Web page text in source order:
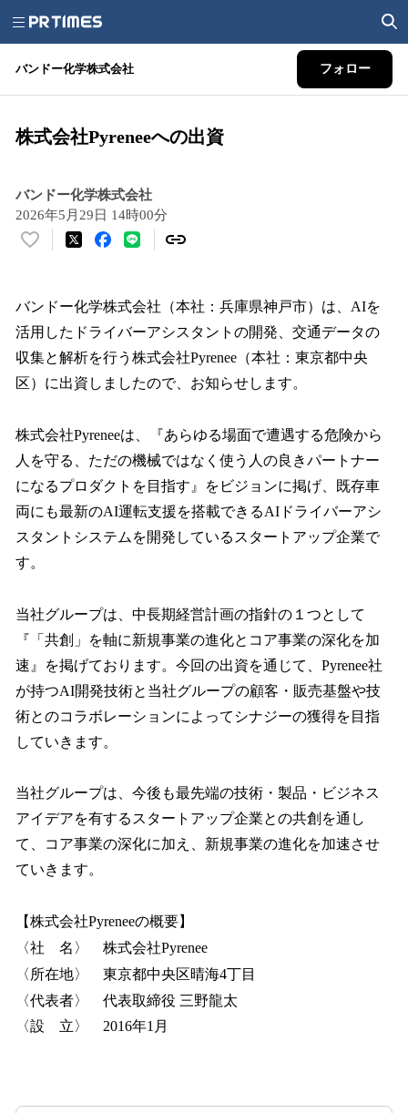
バンドー化学株式会社 フォロー
株式会社Pyreneeへの出資
バンドー化学株式会社
2026年5月29日 14時00分
い
！
数
を
読
み
中
で
す
バンドー化学株式会社（本社：兵庫県神戸市）は、AIを
活用したドライバーアシスタントの開発、交通データの
収集と解析を行う株式会社Pyrenee（本社：東京都中央
区）に出資しましたので、お知らせします。
株式会社Pyreneeは、『あらゆる場面で遭遇する危険から
人を守る、ただの機械ではなく使う人の良きパートナー
になるプロダクトを目指す』をビジョンに掲げ、既存車
両にも最新のAI運転支援を搭載できるAIドライバーアシ
スタントシステムを開発しているスタートアップ企業で
す。
当社グループは、中長期経営計画の指針の１つとして
『「共創」を軸に新規事業の進化とコア事業の深化を加
速』を掲げております。今回の出資を通じて、Pyrenee社
が持つAI開発技術と当社グループの顧客・販売基盤や技
術とのコラボレーションによってシナジーの獲得を目指
していきます。
当社グループは、今後も最先端の技術・製品・ビジネス
アイデアを有するスタートアップ企業との共創を通し
て、コア事業の深化に加え、新規事業の進化を加速させ
ていきます。
【株式会社Pyreneeの概要】
〈社 名〉 株式会社Pyrenee
〈所在地〉 東京都中央区晴海4丁目
〈代表者〉 代表取締役 三野龍太
〈設 立〉 2016年1月